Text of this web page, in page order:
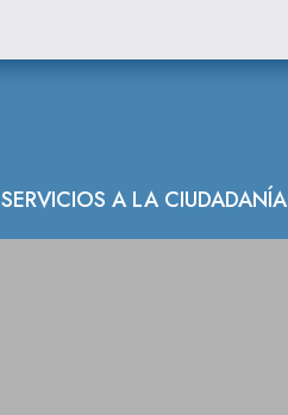
SERVICIOS A LA CIUDADANÍA